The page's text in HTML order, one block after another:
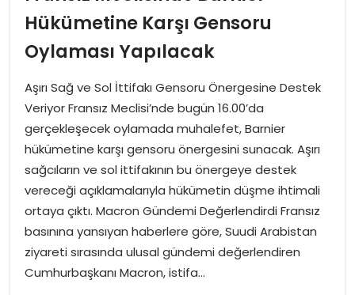
EKONOMI
SPOR
TEKNOLOJI
EĞITIM
GENEL
Hükümetine Karşı Gensoru
Oylaması Yapılacak
Aşırı Sağ ve Sol İttifakı Gensoru Önergesine Destek
Veriyor Fransız Meclisi’nde bugün 16.00’da
gerçekleşecek oylamada muhalefet, Barnier
hükümetine karşı gensoru önergesini sunacak. Aşırı
sağcıların ve sol ittifakının bu önergeye destek
vereceği açıklamalarıyla hükümetin düşme ihtimali
ortaya çıktı. Macron Gündemi Değerlendirdi Fransız
basınına yansıyan haberlere göre, Suudi Arabistan
ziyareti sırasında ulusal gündemi değerlendiren
Cumhurbaşkanı Macron, istifa…